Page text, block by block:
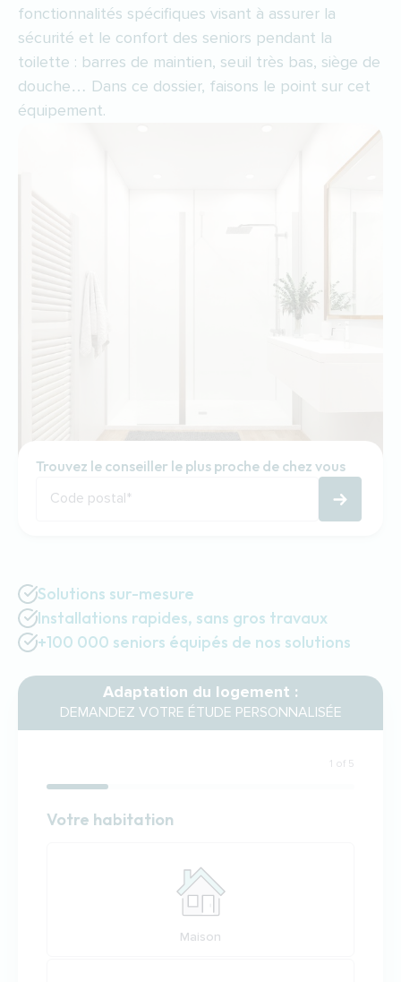
fonctionnalités spécifiques visant à assurer la
sécurité et le confort des seniors pendant la
toilette : barres de maintien, seuil très bas, siège de
douche… Dans ce dossier, faisons le point sur cet
équipement.
Trouvez le conseiller le plus proche de chez vous
Code postal*
Solutions sur-mesure
Installations rapides, sans gros travaux
+100 000 seniors équipés de nos solutions
Adaptation du logement :
DEMANDEZ VOTRE ÉTUDE PERSONNALISÉE
1 of 5
Habitation
Votre habitation
Maison